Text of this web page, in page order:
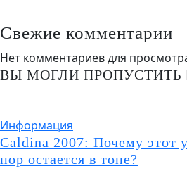
Свежие комментарии
Нет комментариев для
ВЫ МОГЛИ ПРОПУСТИТЬ
Информация
Caldina 2007: Почему этот
пор остается в топе?